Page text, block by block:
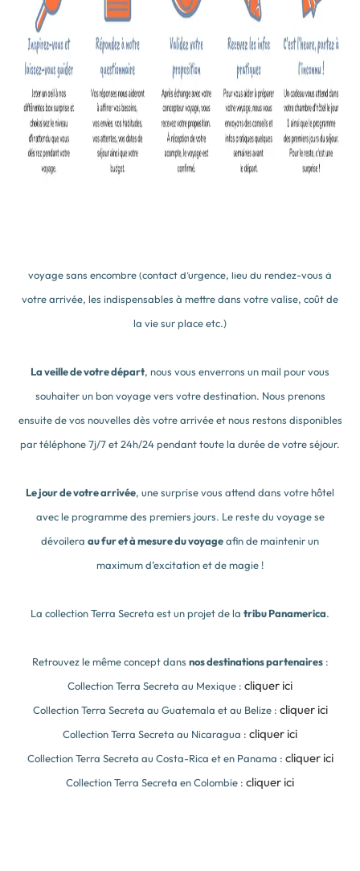
connaissance et discuter ensemble de votre voyage afin de vous
faire une proposition. Que ce soit pour le séjour 100% mystère ou
pour un itinéraire classique parsemé de Boxs surprises, nos
propositions ne vous révéleront que l’essentiel afin de garantir l’effet
de surprise et l’excitation !
Ça y est,
vous avez validé votre voyage idéal, on ne touche plus à
rien! Il ne reste qu’à régler un acompte de 30% pour confirmer le
voyage sans encombre (contact d’urgence, lieu du rendez-vous à
votre arrivée, les indispensables à mettre dans votre valise, coût de
la vie sur place etc.)
La veille de votre départ, nous vous enverrons un mail pour vous
souhaiter un bon voyage vers votre destination. Nous prenons
ensuite de vos nouvelles dès votre arrivée et nous restons disponibles
par téléphone 7j/7 et 24h/24 pendant toute la durée de votre séjour.
Le jour de votre arrivée, une surprise vous attend dans votre hôtel
avec le programme des premiers jours. Le reste du voyage se
dévoilera au fur et à mesure du voyageafin de maintenir un
maximum d’excitation et de magie !
La collection Terra Secreta est un projet de la tribu Panamerica.
Retrouvez le même concept dans nos destinations partenaires:
Collection Terra Secreta au Mexique : cliquer ici
Collection Terra Secreta au Guatemala et au Belize : cliquer ici
Collection Terra Secreta au Nicaragua : cliquer ici
Collection Terra Secreta au Costa-Rica et en Panama : cliquer ici
Collection Terra Secreta en Colombie : cliquer ici